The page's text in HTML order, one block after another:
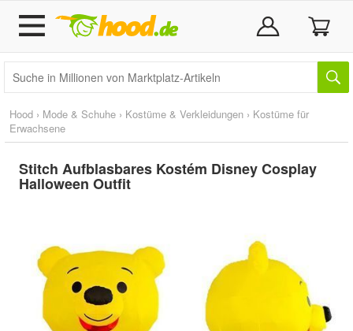
Hood › Mode & Schuhe › Kostüme & Verkleidungen › Kostüme für
Erwachsene
Stitch Aufblasbares Kostém Disney Cosplay
Halloween Outfit